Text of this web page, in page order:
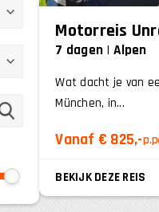
Motorreis
7 dagen Alpen
Wat dacht je van
München, in...
Vanaf € 825,-p.p
BEKIJK DEZE REIS